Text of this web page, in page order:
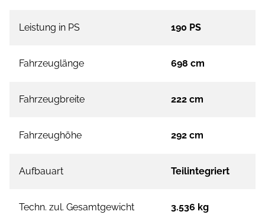
Leistung in PS 190 PS
Fahrzeuglänge 698 cm
Fahrzeugbreite 222 cm
Fahrzeughöhe 292 cm
Aufbauart Teilintegriert
Techn. zul. Gesamtgewicht 3.536 kg